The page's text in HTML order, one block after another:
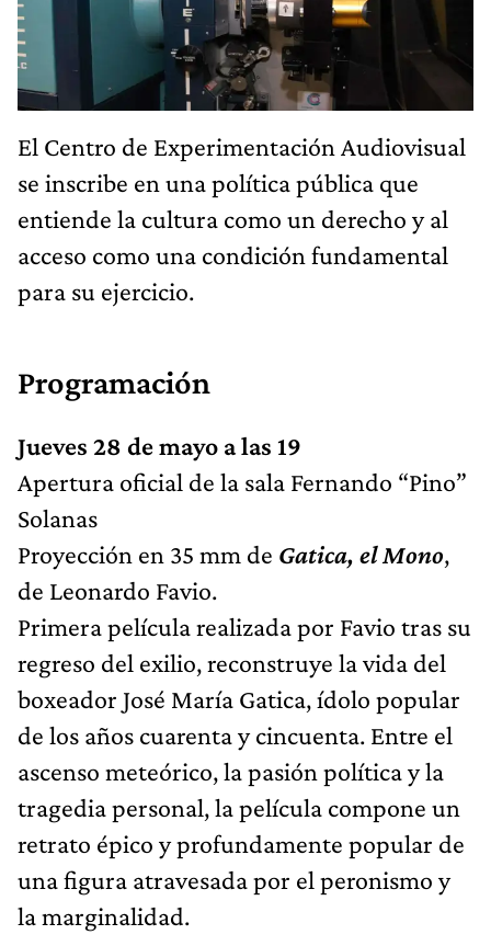
El Centro de Experimentación Audiovisual
se inscribe en una política pública que
entiende la cultura como un derecho y al
acceso como una condición fundamental
para su ejercicio.
Programación
Jueves 28 de mayo a las 19
Apertura oficial de la sala Fernando “Pino”
Solanas
Proyección en 35 mm de Gatica, el Mono,
de Leonardo Favio.
Primera película realizada por Favio tras su
regreso del exilio, reconstruye la vida del
boxeador José María Gatica, ídolo popular
de los años cuarenta y cincuenta. Entre el
ascenso meteórico, la pasión política y la
tragedia personal, la película compone un
retrato épico y profundamente popular de
una figura atravesada por el peronismo y
la marginalidad.